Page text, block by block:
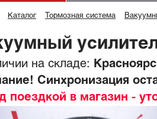
Каталог Тормозная система
на складе:
Синхронизация
поездкой в магазин -